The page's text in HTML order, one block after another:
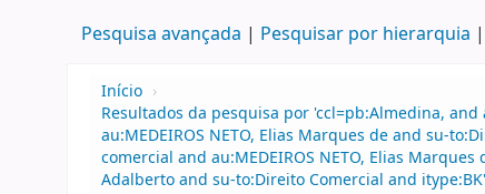
Pesquisa avançada Pesquisar por hierarquia
Início ›
Resultados da pesquisa por 'ccl=pb:Almedina, and
au:MEDEIROS NETO, Elias Marques de and su-
comercial and au:MEDEIROS NETO, Elias
Adalberto and su-to:Direito Comercial and itype:BK'